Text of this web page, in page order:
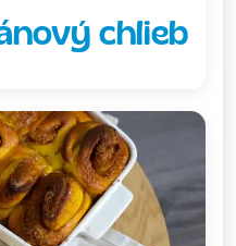
chlieb